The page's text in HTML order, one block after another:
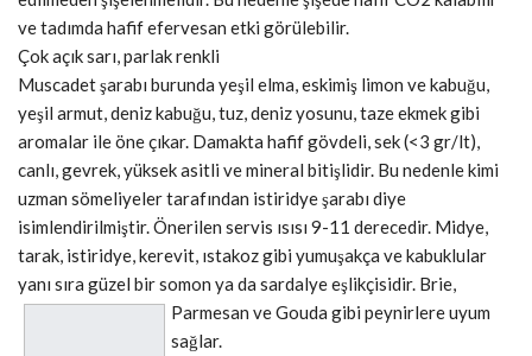
ve tadımda hafif efervesan etki görülebilir.
Çok açık sarı, parlak renkli
Muscadet şarabı burunda yeşil elma, eskimiş limon ve kabuğu,
yeşil armut, deniz kabuğu, tuz, deniz yosunu, taze ekmek gibi
aromalar ile öne çıkar. Damakta hafif gövdeli, sek (<3 gr/lt),
canlı, gevrek, yüksek asitli ve mineral bitişlidir. Bu nedenle kimi
uzman sömeliyeler tarafından istiridye şarabı diye
isimlendirilmiştir. Önerilen servis ısısı 9-11 derecedir. Midye,
tarak, istiridye, kerevit, ıstakoz gibi yumuşakça ve kabuklular
yanı sıra güzel bir somon ya da sardalye eşlikçisidir. Brie,
Parmesan ve Gouda gibi peynirlere uyum
sağlar.